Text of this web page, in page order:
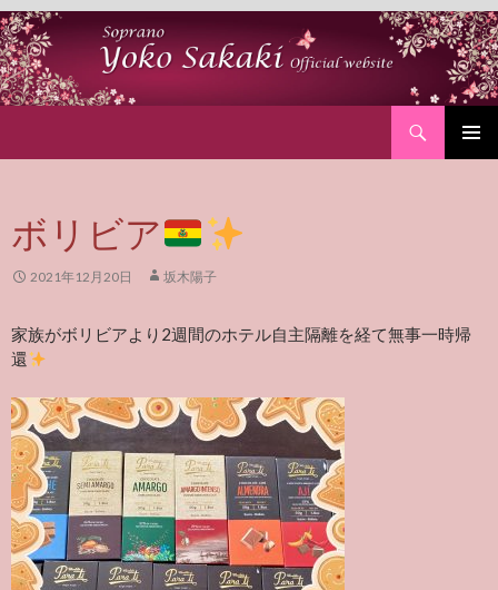
ボリビア
2021年12月20日 坂木陽子
家族がボリビアより2週間のホテル自主隔離を経て無事一時帰
還